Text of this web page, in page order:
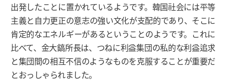
出発したことに置かれているようです。韓国社会には平等
主義と自力更正の意志の強い文化が支配的であり、そこに
肯定的なエネルギーがあるということのようです。これに
比べて、金大鎬所長は、つねに利益集団の私的な利益追求
と集団間の相互不信のようなものを克服することが重要だ
とおっしゃられました。